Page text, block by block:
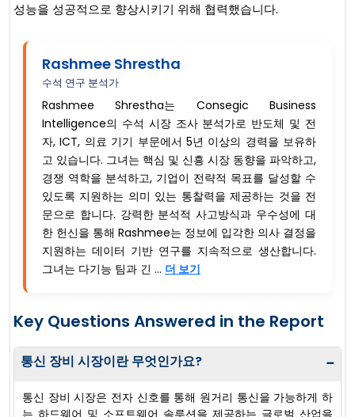
성능을 성공적으로 향상시키기 위해 협력했습니다.
Rashmee Shrestha
수석 연구 분석가
Rashmee Shrestha는 Consegic Business
Intelligence의 수석 시장 조사 분석가로 반도체 및 전
자, ICT, 의료 기기 부문에서 5년 이상의 경력을 보유하
고 있습니다. 그녀는 핵심 및 신흥 시장 동향을 파악하고,
경쟁 역학을 분석하고, 기업이 전략적 목표를 달성할 수
있도록 지원하는 의미 있는 통찰력을 제공하는 것을 전
문으로 합니다. 강력한 분석적 사고방식과 우수성에 대
한 헌신을 통해 Rashmee는 정보에 입각한 의사 결정을
지원하는 데이터 기반 연구를 지속적으로 생산합니다.
그녀는 다기능 팀과 긴 ... 더 보기
Key Questions Answered in the Report
통신 장비 시장이란 무엇인가요? −
통신 장비 시장은 전자 신호를 통해 원거리 통신을 가능하게 하
는 하드웨어 및 소프트웨어 솔루션을 제공하는 글로벌 산업을